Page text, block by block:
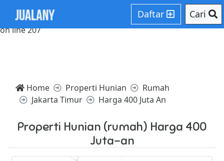
Notice: Trying to access array offset on value of type null in
/home/websiteden/public_html/jualany.com/core/core.php
on line 207
Daftar Cari
Home Properti Hunian
Rumah
Jakarta Timur
Harga 400 Juta An
Properti Hunian (rumah) Harga 400
Juta-an